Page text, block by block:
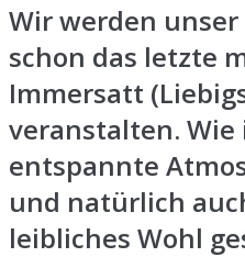
Wir werden
schon das letzte
Immersatt
veranstalten.
entspannte
und natürlich
leibliches Wohl